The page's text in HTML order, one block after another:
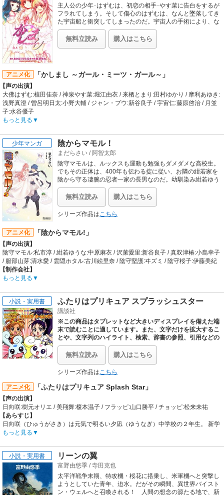
原作:花見沢Q太郎（小学館月刊サンデーGX連載）
監督:中村隆太郎
シリーズ構成:吉田玲子 / キャラクターデザイン:守岡英行 / 美術監督:加藤浩 / 音響
監督:明田川仁 / 色彩設定:大武恭子 / タイトルロゴデザイン:雷門風太in竹工房
【音楽】
OP:酒井香奈子「まっかなキモチ」 / ED:BRACE;d「Devotion」
主人公の少年･はずむは、初恋の相手･やす菜に告白をするが
フラれてしまう。そして傷心のはずむは、なんと墜落してき
た宇宙船と衝突してしまったのだ。宇宙人の手術により、な
んとか一命は取り留めたものの、はずむの体は女の子になっ
てしまっていた……。女の子になったはずむと、はずむを取
無料立読み 購入はこちら
アニメ化 「かしまし ～ガール・ミーツ・ガール～」
【声の出演】
大佛はずむ:植田佳奈 / 神泉やす菜:堀江由衣 / 来栖とまり:田村ゆかり / 摩利あゆき:
浅野真澄 / 曽呂明日太:小野大輔 / ジャン・プウ:新谷良子 / 宇宙仁:藤原啓治 / 月並
子:水谷優子
【あらすじ】
その日はずむは親友の明日太や幼馴染の少女とまりに励まされ、片想い中のクラ
スメイト神泉やす菜に告白したものの見事に断られてしまう・・・。傷心を癒す
ため、やす菜と出会った思い出の地・鹿縞山を訪れるはずむ。「忘れるって決め
たんだ…生まれ変わるみたいに」失恋のショックからか道に迷ったはずむは辺り
が暗くなった頃、山の麓で大きな流れ星を見る。「またいい恋ができますよう
に」そう星に願うはずむだったが、流れ星の様子がおかしい。なんとそれは墜落
していた宇宙船で、はずむはその墜落に巻き込まれてしまうのだった。なんとか
宇宙人の手によりはずむは一命を取り留めるものの、肉体の再生時のミスで性別
が反転、すなわち男性から女性になってしまい、はずむの日常は一転してしまう!
そして、その日からはずむ、やす菜、とまりの3人が織り成す複雑でどぎまぎな
不思議なふしぎな人間模様の幕が上がるのだった・・・。
【制作会社】
スタジオ雲雀
【スタッフ情報】
原作:「かしまし～ガール・ミーツ・ガール～」（メディアワークス刊 月刊コミッ
ク電撃大王連載）作:あかほりさとる / 作画:桂遊生丸 / コミック版キャラクター原
案:犬上すくね
監督:中西伸彰
音楽:磯江俊道、細井聡司、藤間仁、producedbyAifmade+ / 音楽製作:ランティス
【音楽】
OP:eufonius「恋するココロ」 / ED:ゆうまお「みちしるべ」
もっと見る
少年マンガ 陰からマモル！
まだらさい /阿智太郎
陰守マモルは、ルックスも運動も勉強もダメダメな高校生。
でもその正体は、400年も伝わる掟に従い、お隣の紺若家を
陰から守る凄腕の忍者一家の長男なのだ。幼馴染み紺若ゆう
なに危機が迫ると、しゅばっと忍者となって守っちゃう! で
もゆうなは天然トラブルメーカーでいつも危機が迫ってく
無料立読み 購入はこちら
シリーズ作品は こちら
アニメ化 「陰からマモル!」
【声の出演】
陰守マモル:私市淳 / 紺若ゆうな:中原麻衣 / 沢菓愛里:新谷良子 / 真双津椿:小島幸子
/ 服部山芽:清水愛 / 雲隠ホタル:古川絵里奈 / 陰守堅護:ヰズミ / 陰守桜子:伊藤美紀
【制作会社】
グループ・タック
原作:阿智太郎（メディアファクトリーMF文庫J） / キャラクター原案:まだらさい
監督:ふじもとよしたか
シリーズ構成:金月龍之介 / 脚本:金月龍之介、柿原優子、竹内利光、広田光毅 / キ
ャラクターデザイン:渡辺奈月 / 美術監督:前田実 / 色彩設計:中野倫明 / 撮影監督:小
室正一 / 編集:田熊純 / 音楽:渡辺剛 / 音響監督:三好慶一郎
【音楽】
OP:ゆうな(CV.中原麻衣)「ミリオン・ラブ」 / ED:愛里(CV.新谷良子)椿(CV.小島幸
子)山芽(CV.清水愛)ホタル(CV.古川絵里奈)「rainy beat」
もっと見る
小説・実用書 ふたりはプリキュア スプラッシュスター
講談社
※この商品はタブレットなど大きいディスプレイを備えた端
末で読むことに適しています。また、文字だけを拡大するこ
とや、文字列のハイライト、検索、辞書の参照、引用などの
機能が使用できません。
絵本第一弾。明るく活発な咲は、ある日舞という女の子に出
会います。初対面のはずなのに、なぜかひかれあう二人。そ
こに、妖精のフラッピとチョッピ、さらには突然悪者が現
れ……？ふたりはプリキュアって？ どうしてプリキュアは
語を、１冊にまとめました。くり返し読んでお楽しみくださ
無料立読み 購入はこちら
シリーズ作品は こちら
アニメ化 「ふたりはプリキュア Splash Star」
【声の出演】
日向咲:樹元オリエ / 美翔舞:榎本温子 / フラッピ:山口勝平 / チョッピ:松来未祐
【あらすじ】
日向咲（ひゅうがさき）は元気で明るい夕凪（ゆうなぎ）中学校の２年生。 新学
期、かつて同じ町に住んでいた美翔舞（みしょうまい）が同じクラスに転入生と
の樹の元で不思議な体験をしていたのです・・・。ある日、ふたりはその木の元
で、「泉の郷（いずみのさと）」からやってきたフラッピとチョッピに出会い
「伝説の戦士プリキュア」に変身します!滅びの国「ダークフォール」によって乗
っ取られそうになっている、“世界樹（せかいじゅ）”と“７つの泉”を取り戻すため
に、ふたりは邪悪な力に立ち向かう!
【制作会社】
もっと見る
小説・実用書 リーンの翼
富野由悠季 /寺田克也
太平洋戦争末期、特攻機・桜花に搭乗し、米軍機へと突撃し
ようとしていた青年、迫水。だがその瞬間、異世界バイスト
ン・ウェルへと召喚される！ 人間の想念の源たる地で、新